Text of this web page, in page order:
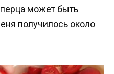
может быть
получилось около